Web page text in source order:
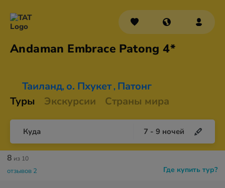
Andaman Embrace Patong 4*
Таиланд, о. Пхукет, Патонг
Туры
Экскурсии Страны мира
Куда 7 - 9 ночей
Где купить тур?
8 из 10
отзывов 2